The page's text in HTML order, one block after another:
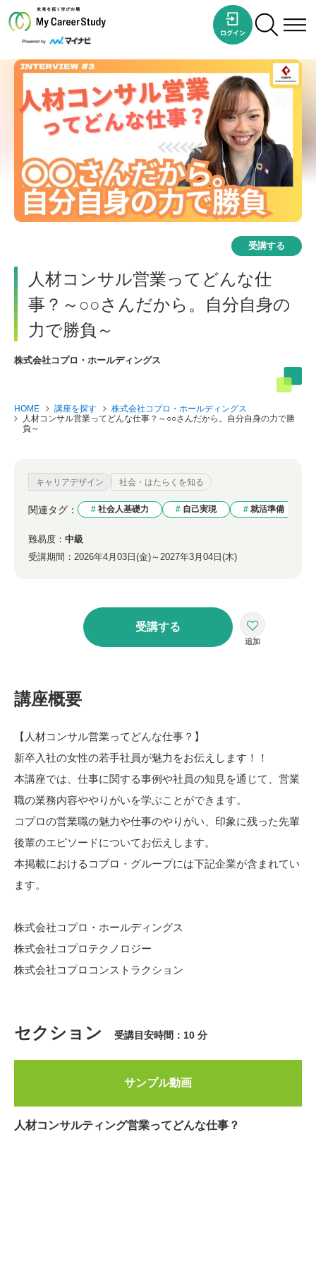
受講する
人材コンサル営業ってどんな仕
事？～○○さんだから。自分自身の
力で勝負～
株式会社コプロ・ホールディングス
HOME 講座を探す
株式会社コプロ・ホールディングス
人材コンサル営業ってどんな仕事？～○○さんだから。自分自身の力で勝
負～
キャリアデザイン 社会・はたらくを知る
関連タグ： 社会人基礎力 自己実現 就活準備
難易度： 中級
受講期間： 2026年4月03日(金)～2027年3月04日(木)
受講する
講座概要
【人材コンサル営業ってどんな仕事？】
新卒入社の女性の若手社員が魅力をお伝えします！！
本講座では、仕事に関する事例や社員の知見を通じて、営業
職の業務内容ややりがいを学ぶことができます。
コプロの営業職の魅力や仕事のやりがい、印象に残った先輩
後輩のエピソードについてお伝えします。
本掲載におけるコプロ・グループには下記企業が含まれてい
ます。
株式会社コプロ・ホールディングス
株式会社コプロテクノロジー
株式会社コプロコンストラクション
セクション 受講目安時間：10 分
サンプル動画
人材コンサルティング営業ってどんな仕事？